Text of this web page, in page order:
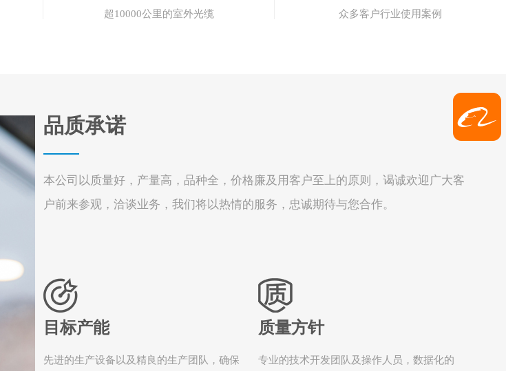
超10000公里的室外光缆 众多客户行业使用案例
品质承诺
本公司以质量好，产量高，品种全，价格廉及用客户至上的原则，谒诚欢迎广大客
户前来参观，洽谈业务，我们将以热情的服务，忠诚期待与您合作。
目标产能
先进的生产设备以及精良的生产团队，确保
质量方针
专业的技术开发团队及操作人员，数据化的